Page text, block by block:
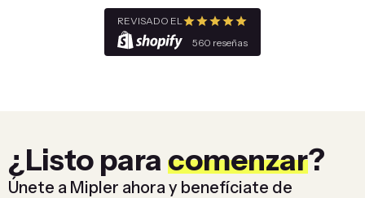
REVISADO EL
560 reseñas
¿Listo para comenzar?
Únete a Mipler ahora y benefíciate de